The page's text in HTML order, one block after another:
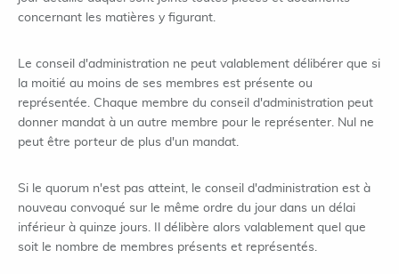
concernant les matières y figurant.
Le conseil d'administration ne peut valablement délibérer que si
la moitié au moins de ses membres est présente ou
représentée. Chaque membre du conseil d'administration peut
donner mandat à un autre membre pour le représenter. Nul ne
peut être porteur de plus d'un mandat.
Si le quorum n'est pas atteint, le conseil d'administration est à
nouveau convoqué sur le même ordre du jour dans un délai
inférieur à quinze jours. Il délibère alors valablement quel que
soit le nombre de membres présents et représentés.